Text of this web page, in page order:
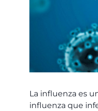
La influenza es
influenza que